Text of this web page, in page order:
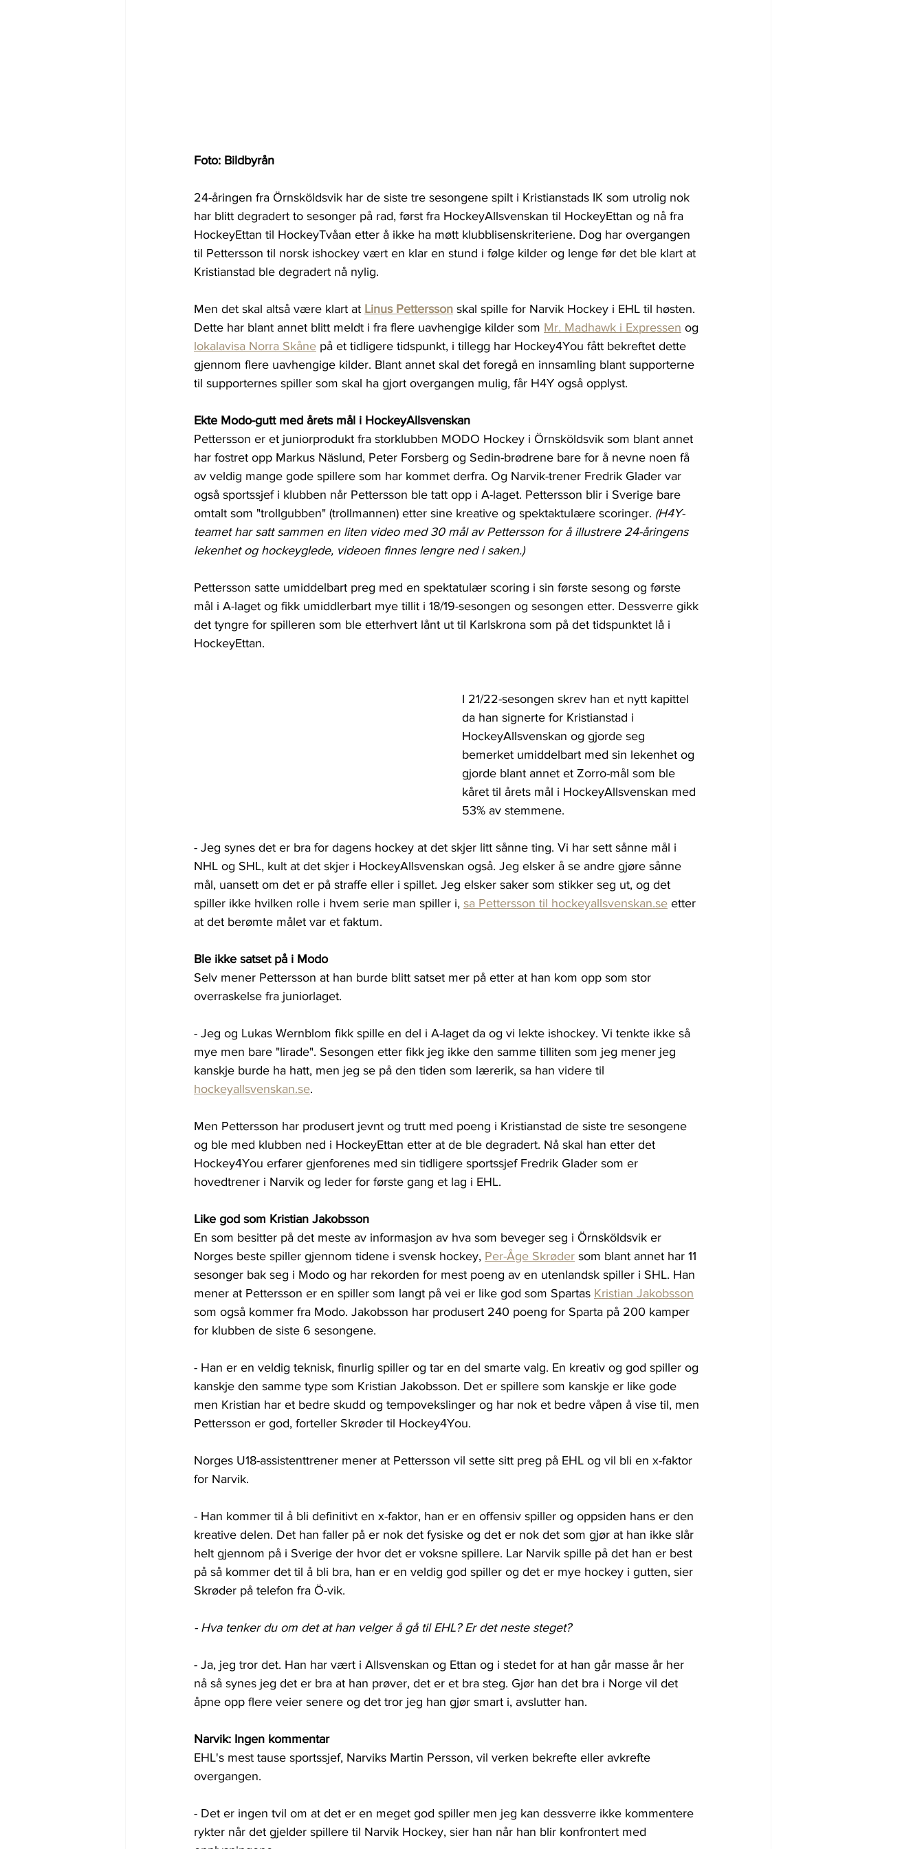
Foto: Bildbyrån
24-åringen fra Örnsköldsvik har de siste tre sesongene spilt i Kristianstads IK som utrolig nok
har blitt degradert to sesonger på rad, først fra HockeyAllsvenskan til HockeyEttan og nå fra
HockeyEttan til HockeyTvåan etter å ikke ha møtt klubblisenskriteriene. Dog har overgangen
til Pettersson til norsk ishockey vært en klar en stund i følge kilder og lenge før det ble klart at
Kristianstad ble degradert nå nylig.
Men det skal altså være klart at Linus Pettersson skal spille for Narvik Hockey i EHL til høsten.
Dette har blant annet blitt meldt i fra flere uavhengige kilder som Mr. Madhawk i Expressen og
lokalavisa Norra Skåne på et tidligere tidspunkt, i tillegg har Hockey4You fått bekreftet dette
gjennom flere uavhengige kilder. Blant annet skal det foregå en innsamling blant supporterne
til supporternes spiller som skal ha gjort overgangen mulig, får H4Y også opplyst.
Ekte Modo-gutt med årets mål i HockeyAllsvenskan
Pettersson er et juniorprodukt fra storklubben MODO Hockey i Örnsköldsvik som blant annet
har fostret opp Markus Näslund, Peter Forsberg og Sedin-brødrene bare for å nevne noen få
av veldig mange gode spillere som har kommet derfra. Og Narvik-trener Fredrik Glader var
også sportssjef i klubben når Pettersson ble tatt opp i A-laget. Pettersson blir i Sverige bare
omtalt som "trollgubben" (trollmannen) etter sine kreative og spektaktulære scoringer. (H4Y-
teamet har satt sammen en liten video med 30 mål av Pettersson for å illustrere 24-åringens
lekenhet og hockeyglede, videoen finnes lengre ned i saken.)
Pettersson satte umiddelbart preg med en spektatulær scoring i sin første sesong og første
mål i A-laget og fikk umiddlerbart mye tillit i 18/19-sesongen og sesongen etter. Dessverre gikk
det tyngre for spilleren som ble etterhvert lånt ut til Karlskrona som på det tidspunktet lå i
HockeyEttan.
I 21/22-sesongen skrev han et nytt kapittel
da han signerte for Kristianstad i
HockeyAllsvenskan og gjorde seg
bemerket umiddelbart med sin lekenhet og
gjorde blant annet et Zorro-mål som ble
kåret til årets mål i HockeyAllsvenskan med
53% av stemmene.
- Jeg synes det er bra for dagens hockey at det skjer litt sånne ting. Vi har sett sånne mål i
NHL og SHL, kult at det skjer i HockeyAllsvenskan også. Jeg elsker å se andre gjøre sånne
mål, uansett om det er på straffe eller i spillet. Jeg elsker saker som stikker seg ut, og det
spiller ikke hvilken rolle i hvem serie man spiller i, sa Pettersson til hockeyallsvenskan.se etter
at det berømte målet var et faktum.
Ble ikke satset på i Modo
Selv mener Pettersson at han burde blitt satset mer på etter at han kom opp som stor
overraskelse fra juniorlaget.
- Jeg og Lukas Wernblom fikk spille en del i A-laget da og vi lekte ishockey. Vi tenkte ikke så
mye men bare "lirade". Sesongen etter fikk jeg ikke den samme tilliten som jeg mener jeg
kanskje burde ha hatt, men jeg se på den tiden som lærerik, sa han videre til
hockeyallsvenskan.se.
Men Pettersson har produsert jevnt og trutt med poeng i Kristianstad de siste tre sesongene
og ble med klubben ned i HockeyEttan etter at de ble degradert. Nå skal han etter det
Hockey4You erfarer gjenforenes med sin tidligere sportssjef Fredrik Glader som er
hovedtrener i Narvik og leder for første gang et lag i EHL.
Like god som Kristian Jakobsson
En som besitter på det meste av informasjon av hva som beveger seg i Örnsköldsvik er
Norges beste spiller gjennom tidene i svensk hockey, Per-Åge Skrøder som blant annet har 11
sesonger bak seg i Modo og har rekorden for mest poeng av en utenlandsk spiller i SHL. Han
mener at Pettersson er en spiller som langt på vei er like god som Spartas Kristian Jakobsson
som også kommer fra Modo. Jakobsson har produsert 240 poeng for Sparta på 200 kamper
for klubben de siste 6 sesongene.
- Han er en veldig teknisk, finurlig spiller og tar en del smarte valg. En kreativ og god spiller og
kanskje den samme type som Kristian Jakobsson. Det er spillere som kanskje er like gode
men Kristian har et bedre skudd og tempovekslinger og har nok et bedre våpen å vise til, men
Pettersson er god, forteller Skrøder til Hockey4You.
Norges U18-assistenttrener mener at Pettersson vil sette sitt preg på EHL og vil bli en x-faktor
for Narvik.
- Han kommer til å bli definitivt en x-faktor, han er en offensiv spiller og oppsiden hans er den
kreative delen. Det han faller på er nok det fysiske og det er nok det som gjør at han ikke slår
helt gjennom på i Sverige der hvor det er voksne spillere. Lar Narvik spille på det han er best
på så kommer det til å bli bra, han er en veldig god spiller og det er mye hockey i gutten, sier
Skrøder på telefon fra Ö-vik.
- Hva tenker du om det at han velger å gå til EHL? Er det neste steget?
- Ja, jeg tror det. Han har vært i Allsvenskan og Ettan og i stedet for at han går masse år her
nå så synes jeg det er bra at han prøver, det er et bra steg. Gjør han det bra i Norge vil det
åpne opp flere veier senere og det tror jeg han gjør smart i, avslutter han.
Narvik: Ingen kommentar
EHL's mest tause sportssjef, Narviks Martin Persson, vil verken bekrefte eller avkrefte
overgangen.
- Det er ingen tvil om at det er en meget god spiller men jeg kan dessverre ikke kommentere
rykter når det gjelder spillere til Narvik Hockey, sier han når han blir konfrontert med